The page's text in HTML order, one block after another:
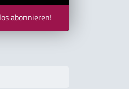
abonnieren!